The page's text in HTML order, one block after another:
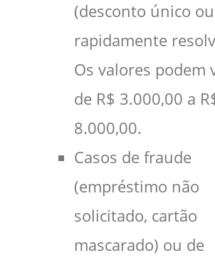
(desconto único ou
rapidamente
Os valores podem
de R$ 3.000,00 a
8.000,00.
Casos de fraude
(empréstimo não
solicitado, cartão
mascarado) ou de